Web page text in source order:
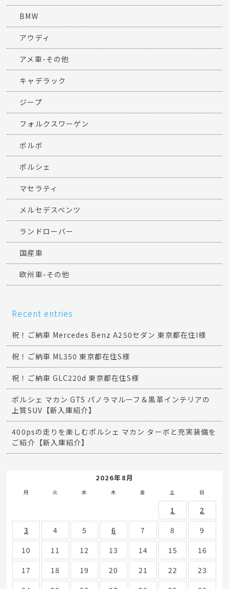
BMW
アウディ
アメ車-その他
キャデラック
ジープ
フォルクスワーゲン
ボルボ
ポルシェ
マセラティ
メルセデスベンツ
ランドローバー
国産車
欧州車-その他
Recent entries
祝！ご納車 Mercedes Benz A250セダン 東京都在住I様
祝！ご納車 ML350 東京都在住S様
祝！ご納車 GLC220d 東京都在住S様
ポルシェ マカン GTS パノラマルーフ＆黒革インテリアの
上質SUV【新入庫紹介】
400psの走りを楽しむポルシェ マカン ターボと充実装備を
ご紹介【新入庫紹介】
2026年8月
月 火 水 木 金 土 日
1
2
3
4 5 6 7 8
9
10
11 12 13 14 15
16
17
18 19 20 21 22
23